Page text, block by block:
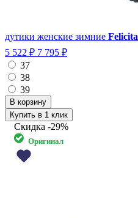
дутики женские зимние Felicita
5 522 ₽ 7 795 ₽
37
38
39
Купить в 1 клик
Скидка -29%
Оригинал